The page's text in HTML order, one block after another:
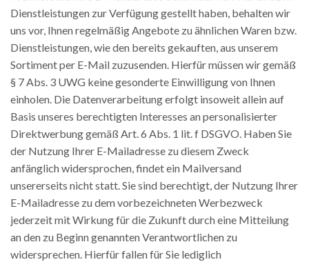
Dienstleistungen zur Verfügung gestellt haben, behalten wir
uns vor, Ihnen regelmäßig Angebote zu ähnlichen Waren bzw.
Dienstleistungen, wie den bereits gekauften, aus unserem
Sortiment per E-Mail zuzusenden. Hierfür müssen wir gemäß
§ 7 Abs. 3 UWG keine gesonderte Einwilligung von Ihnen
einholen. Die Datenverarbeitung erfolgt insoweit allein auf
Basis unseres berechtigten Interesses an personalisierter
Direktwerbung gemäß Art. 6 Abs. 1 lit. f DSGVO. Haben Sie
der Nutzung Ihrer E-Mailadresse zu diesem Zweck
anfänglich widersprochen, findet ein Mailversand
unsererseits nicht statt. Sie sind berechtigt, der Nutzung Ihrer
E-Mailadresse zu dem vorbezeichneten Werbezweck
jederzeit mit Wirkung für die Zukunft durch eine Mitteilung
an den zu Beginn genannten Verantwortlichen zu
widersprechen. Hierfür fallen für Sie lediglich